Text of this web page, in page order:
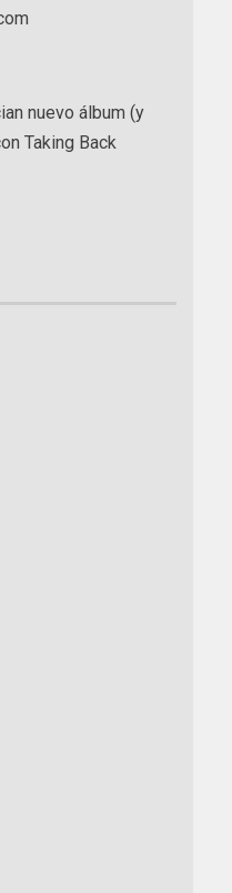
nuevo álbum (y
Taking Back